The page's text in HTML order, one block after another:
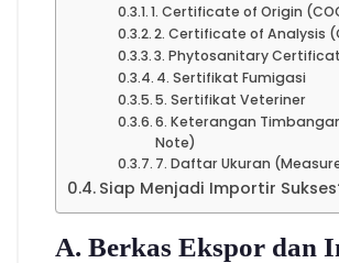
1. Certificate of Origin
2. Certificate of Analysis
3. Phytosanitary
4. Sertifikat Fumigasi
5. Sertifikat Veteriner
6. Keterangan
Note)
7. Daftar Ukuran
Siap Menjadi Importir
A. Berkas Ekspor dan